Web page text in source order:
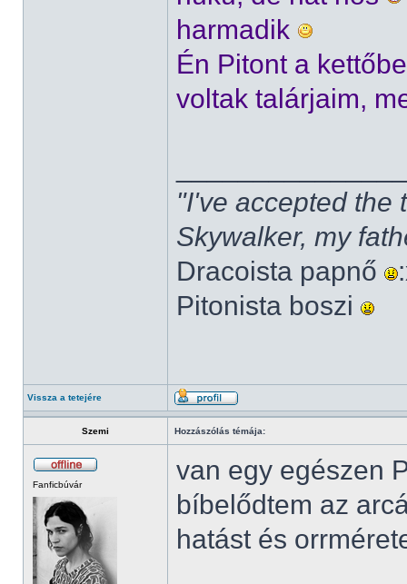
harmadik
Én Pitont a
voltak talárjaim,
"I've accepted the
Skywalker, my
Dracoista papnő
Pitonista boszi
Vissza a tetejére
Szemi Hozzászólás témája:
Fanficbúvár
van egy egészen
bíbelődtem az
hatást és